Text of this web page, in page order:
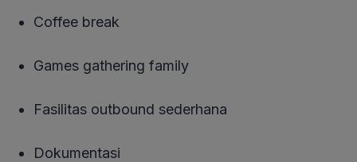
Coffee break
Games gathering family
Fasilitas outbound sederhana
Dokumentasi